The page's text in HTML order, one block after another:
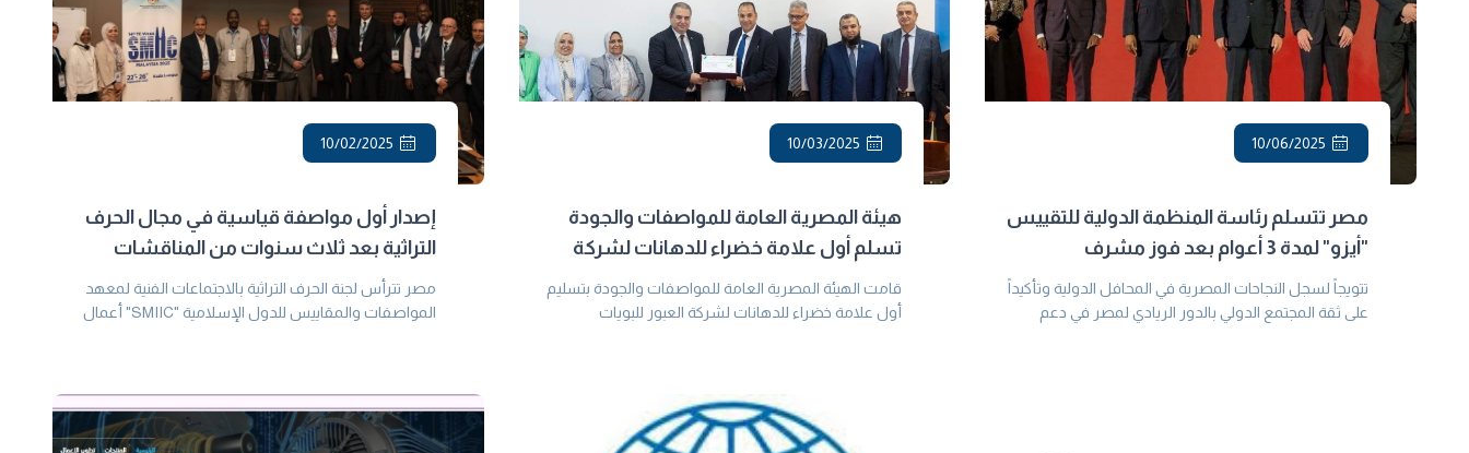
مصر تتسلم رئاسة المنظمة الدولية للتقييس
"أيزو" لمدة 3 أعوام بعد فوز مشرف
ومستحق...والدكتور خالد صوفي أول عربي
وثاني رئيس أفريقي للمنظمة منذ تأسيسها
تتويجاً لسجل النجاحات المصرية في المحافل الدولية وتأكيداً
على ثقة المجتمع الدولي بالدور الريادي لمصر في دعم
هيئة المصرية العامة للمواصفات والجودة
تسلم أول علامة خضراء للدهانات لشركة
العبور للبويات والصناعات الكيماوية "باكين"
قامت الهيئة المصرية العامة للمواصفات والجودة بتسليم
أول علامة خضراء للدهانات لشركة العبور للبويات
إصدار أول مواصفة قياسية في مجال الحرف
التراثية بعد ثلاث سنوات من المناقشات
والاجتماعات بين الدول الأعضاء
مصر تترأس لجنة الحرف التراثية بالاجتماعات الفنية لمعهد
المواصفات والمقاييس للدول الإسلامية "SMIIC" أعمال